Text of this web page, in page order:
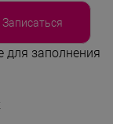
для заполнения